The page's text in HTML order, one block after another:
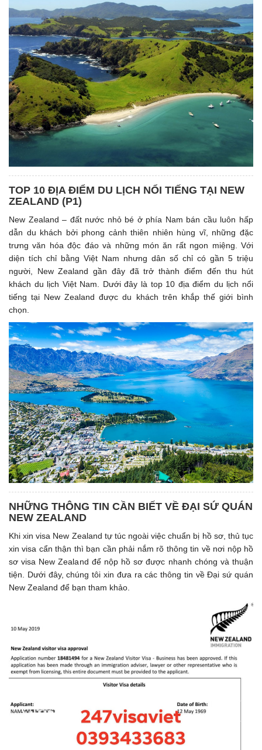
TOP 10 ĐỊA ĐIỂM DU LỊCH NỔI TIẾNG TẠI NEW
ZEALAND (P1)
New Zealand – đất nước nhỏ bé ở phía Nam bán cầu luôn hấp
dẫn du khách bởi phong cảnh thiên nhiên hùng vĩ, những đặc
trưng văn hóa độc đáo và những món ăn rất ngon miệng. Với
diện tích chỉ bằng Việt Nam nhưng dân số chỉ có gần 5 triệu
người, New Zealand gần đây đã trở thành điểm đến thu hút
khách du lịch Việt Nam. Dưới đây là top 10 địa điểm du lịch nổi
tiếng tại New Zealand được du khách trên khắp thế giới bình
chọn.
NHỮNG THÔNG TIN CẦN BIẾT VỀ ĐẠI SỨ QUÁN
NEW ZEALAND
Khi xin visa New Zealand tự túc ngoài việc chuẩn bị hồ sơ, thủ tục
xin visa cẩn thận thì bạn cần phải nắm rõ thông tin về nơi nộp hồ
sơ visa New Zealand để nộp hồ sơ được nhanh chóng và thuận
tiện. Dưới đây, chúng tôi xin đưa ra các thông tin về Đại sứ quán
New Zealand để bạn tham khảo.